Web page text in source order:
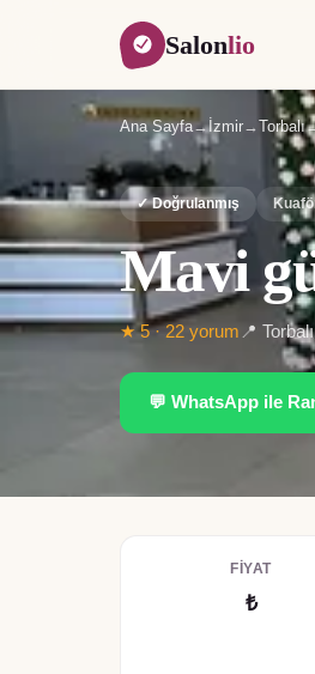
Salonlio
Ana Sayfa→İzmir→ Torbalı
✓ Doğrulanmış
Mavi
★5·22 yorum 📍 Torbalı
💬 WhatsApp ile
FIYAT
₺